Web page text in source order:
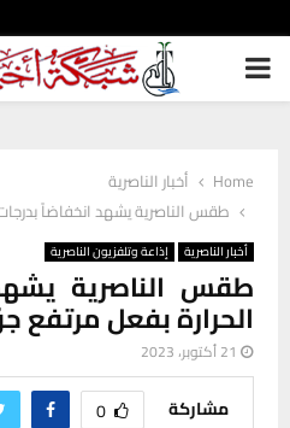
PRIMARY
Home
أخبار الناصرية
طقس الناصرية يشهد انخفاضاً
أخبار الناصرية إذاعة وتلفزيون الناصرية
طقس الناصرية
الحرارة بفعل مرتفع
21 أكتوبر، 2023
مشاركة 0